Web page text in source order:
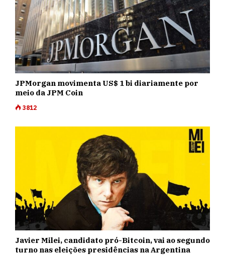
JPMorgan movimenta US$ 1 bi diariamente por
meio da JPM Coin
3812
Javier Milei, candidato pró-Bitcoin, vai ao segundo
turno nas eleições presidências na Argentina